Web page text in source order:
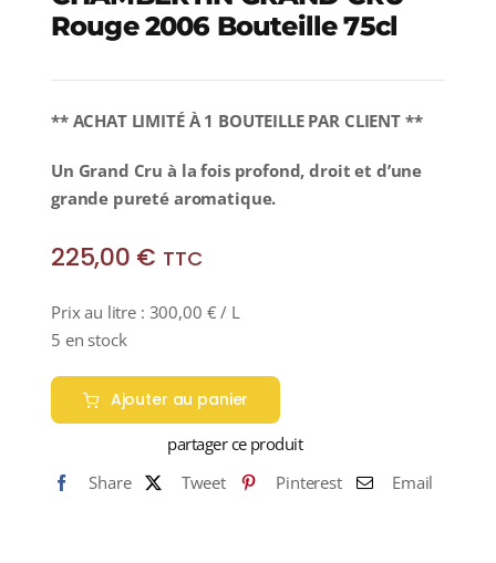
Rouge 2006 Bouteille 75cl
** ACHAT LIMITÉ À 1 BOUTEILLE PAR CLIENT **
Un Grand Cru à la fois profond, droit et d’une
grande pureté aromatique.
225,00 € TTC
Prix au litre : 300,00 € / L
5 en stock
Ajouter au panier
partager ce produit
Share
Tweet Pinterest Email